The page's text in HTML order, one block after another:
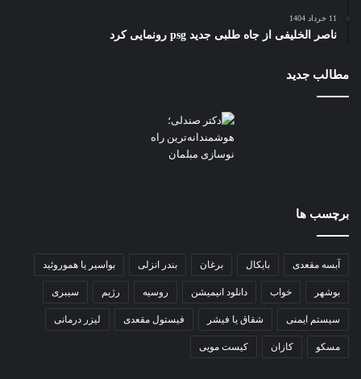
11 خرداد 1404
ناصر الخلیفی از جاه طلبی جدید psg رونمایی کرد
مطالب جدید
برچسب ها
آبسه مقعدی بایکال برغان بندر انزلی بواسیر یا هموروئید
بوشهر خواب دانلود انیمیشن روسیه رژیم سیبری
سیستم ایمنی شقاق یا فیشر فیستول مقعدی لیزر درمانی
مسکو کازان کیست مویی